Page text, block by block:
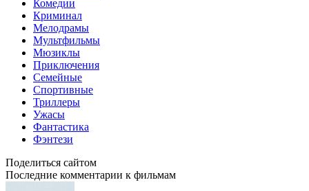
Комедии
Криминал
Мелодрамы
Мультфильмы
Мюзиклы
Приключения
Семейные
Спортивные
Триллеры
Ужасы
Фантастика
Фэнтези
Поделиться сайтом
Последние комментарии к фильмам